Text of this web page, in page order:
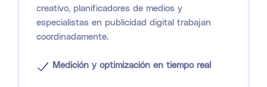
creativo, planificadores de medios y
especialistas en publicidad digital trabajan
coordinadamente.
Medición y optimización en tiempo real